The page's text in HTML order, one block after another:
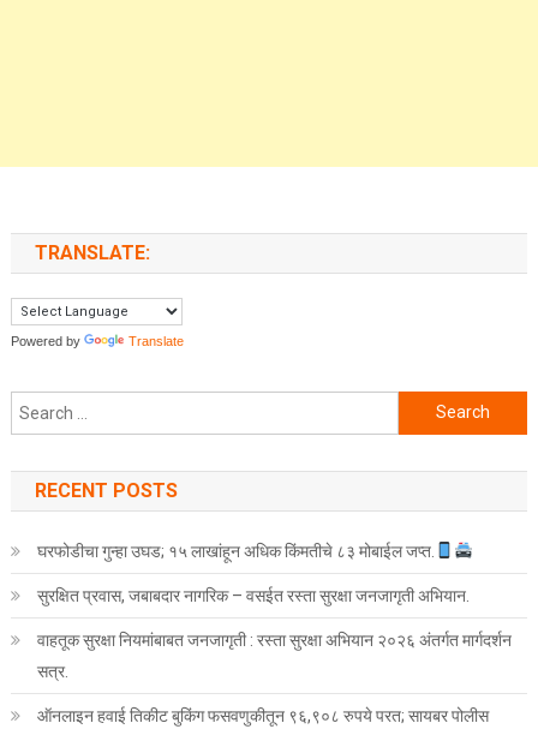
TRANSLATE:
Powered by Translate
Search for:
RECENT POSTS
घरफोडीचा गुन्हा उघड; १५ लाखांहून अधिक किंमतीचे ८३ मोबाईल जप्त.
सुरक्षित प्रवास, जबाबदार नागरिक – वसईत रस्ता सुरक्षा जनजागृती अभियान.
वाहतूक सुरक्षा नियमांबाबत जनजागृती : रस्ता सुरक्षा अभियान २०२६ अंतर्गत मार्गदर्शन
सत्र.
ऑनलाइन हवाई तिकीट बुकिंग फसवणुकीतून ९६,९०८ रुपये परत; सायबर पोलीस